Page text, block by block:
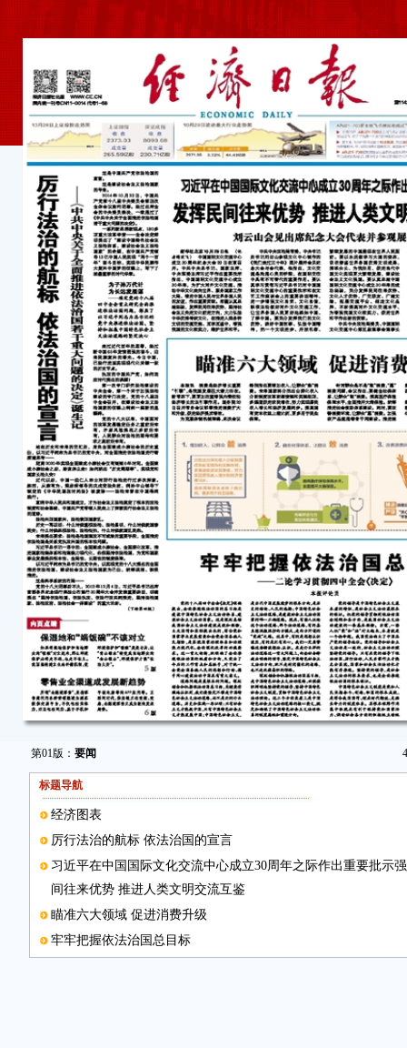
第01版： 要闻 4
标题导航
经济图表
厉行法治的航标 依法治国的宣言
习近平在中国国际文化交流中心成立30周年之际作出重要批示
间往来优势 推进人类文明交流互鉴
瞄准六大领域 促进消费升级
牢牢把握依法治国总目标